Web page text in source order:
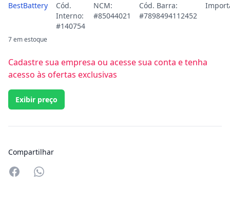
BestBattery
Cód.
Interno:
#140754
NCM:
#85044021
Cód. Barra:
#7898494112452
7 em estoque
Cadastre sua empresa ou acesse sua conta e tenha
acesso às ofertas exclusivas
Exibir preço
Compartilhar
Compartilhar no Whatsapp